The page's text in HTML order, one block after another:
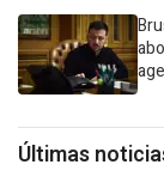
Últimas